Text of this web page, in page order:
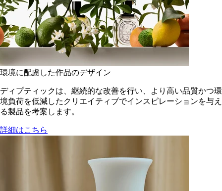
環境に配慮した作品のデザイン
ディプティックは、継続的な改善を行い、より高い品質かつ環
境負荷を低減した​クリエイティブでインスピレーションを与え
る製品を考案します。
詳細はこちら